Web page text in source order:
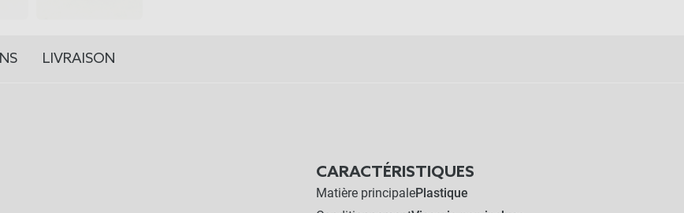
LIVRAISON
CARACTÉRISTIQUES
Matière principalePlastique